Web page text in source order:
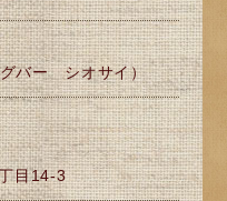
バー シオサイ）
目14-3